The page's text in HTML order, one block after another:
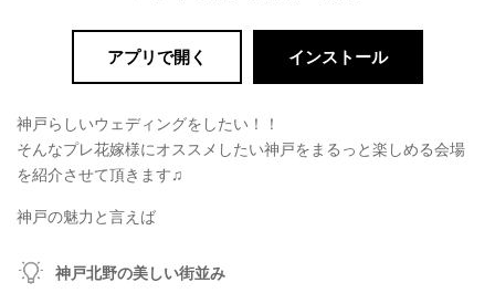
アプリで開く インストール
神戸らしいウェディングをしたい！！
そんなプレ花嫁様にオススメしたい神戸をまるっと楽しめる会場
を紹介させて頂きます♫
神戸の魅力と言えば
神戸北野の美しい街並み